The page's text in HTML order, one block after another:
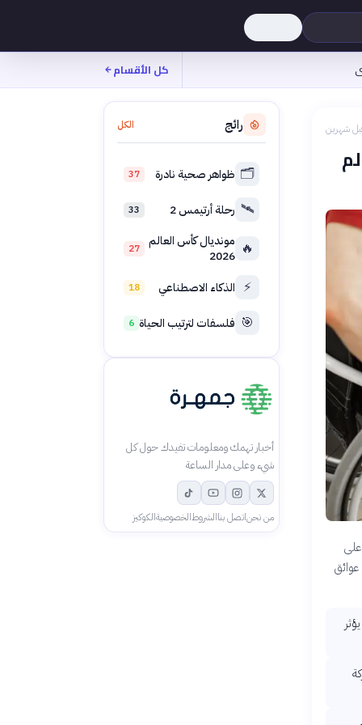
كل الأقسام
شهرين
عوائق
رائج الكل
🗂️ ظواهر صحية نادرة 37
🛰️ رحلة أرتيمس 2 33
🔥 مونديال كأس العالم
2026
27
⚡ الذكاء الاصطناعي 18
🎯 فلسفات لترتيب الحياة 6
أخبار تهمك ومعلومات تفيدك حول كل
شيء وعلى مدار الساعة
من نحناتصل بناالشروطالخصوصيةالكوكيز